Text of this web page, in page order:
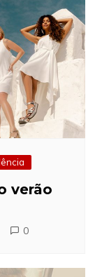
verão
0